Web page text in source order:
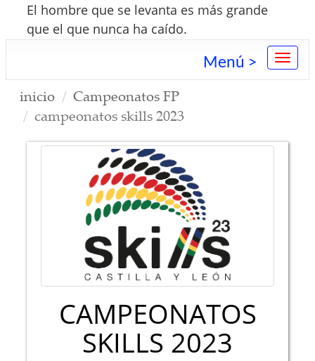
El hombre que se levanta es más grande
que el que nunca ha caído.
Menú >
inicio
Campeonatos FP
campeonatos skills 2023
CAMPEONATOS
SKILLS 2023